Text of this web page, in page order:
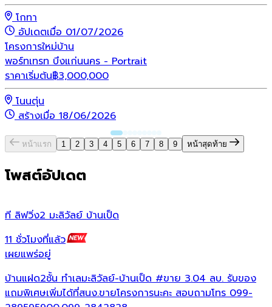
โกทา
อัปเดตเมื่อ 01/07/2026
โครงการใหม่บ้าน
พอร์ทเทรท บึงแก่นนคร - Portrait
ราคาเริ่มต้น฿3,000,000
โนนตุ่น
สร้างเมื่อ 18/06/2026
หน้าแรก 1 2 3 4 5 6 7 8 9 หน้าสุดท้าย
โพสต์อัปเดต
ที ลิฟวิ่ง2 มะลิวัลย์ บ้านเป็ด
11 ชั่วโมงที่แล้ว
เผยแพร่อยู่
บ้านแฝด2ชั้น ทำเลมะลิวัลย์-บ้านเป็ด #ขาย 3.04 ลบ. รับของ
แถมพิเศษเพิ่มได้ที่สนง.ขายโครงการนะคะ สอบถามโทร 099-